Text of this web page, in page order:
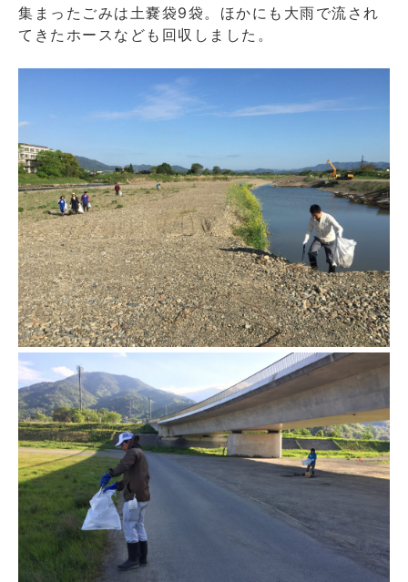
集まったごみは土嚢袋9袋。ほかにも大雨で流され
てきたホースなども回収しました。